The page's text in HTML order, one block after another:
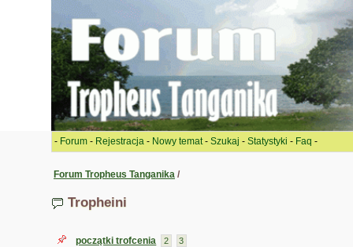
- Forum - Rejestracja - Nowy temat- Szukaj - Statystyki - Faq -
Forum Tropheus Tanganika /
Tropheini
początki trofcenia 2 3